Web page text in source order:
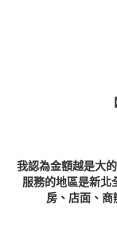
我認為金額越是大
服務的地區是新北
房、店面、